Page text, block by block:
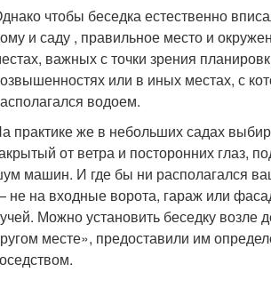
чтобы беседка естественно
и саду , правильное место и
важных с точки зрения
или в иных местах, с
водоем.
практике же в небольших садах
от ветра и посторонних глаз,
машин. И где бы ни располагался
не на входные ворота, гараж или
Можно установить беседку
месте», предоставили им